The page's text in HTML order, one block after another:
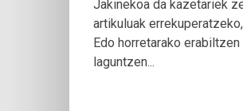
Jakinekoa da kazetariek
artikuluak
Edo horretarako
laguntzen...